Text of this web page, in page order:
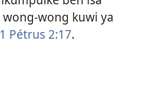
wong-wong kuwi ya
1 Pétrus 2:​17.